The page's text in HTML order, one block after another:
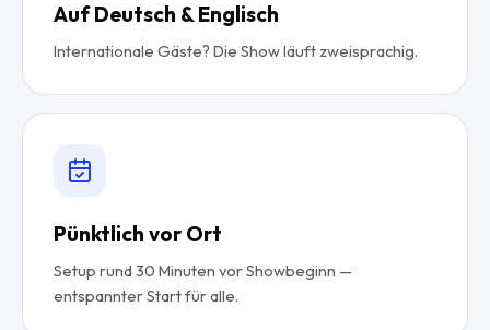
Auf Deutsch & Englisch
Internationale Gäste? Die Show läuft zweisprachig.
Pünktlich vor Ort
Setup rund 30 Minuten vor Showbeginn —
entspannter Start für alle.